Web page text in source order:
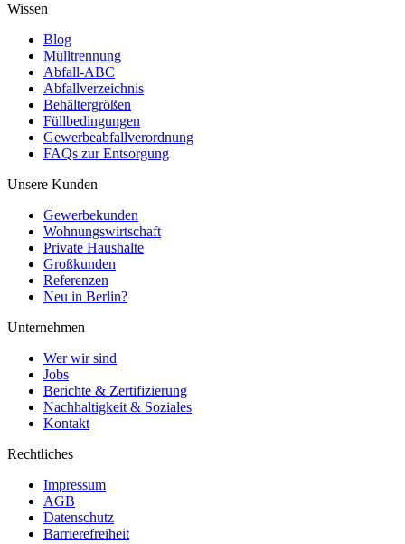
Wissen
Blog
Mülltrennung
Abfall-ABC
Abfallverzeichnis
Behältergrößen
Füllbedingungen
Gewerbeabfallverordnung
FAQs zur Entsorgung
Unsere Kunden
Gewerbekunden
Wohnungswirtschaft
Private Haushalte
Großkunden
Referenzen
Neu in Berlin?
Unternehmen
Wer wir sind
Jobs
Berichte & Zertifizierung
Nachhaltigkeit & Soziales
Kontakt
Rechtliches
Impressum
AGB
Datenschutz
Barrierefreiheit